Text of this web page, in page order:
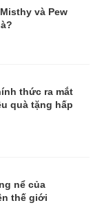
và Pew
thức ra mắt
quà tặng hấp
nể của
thế giới